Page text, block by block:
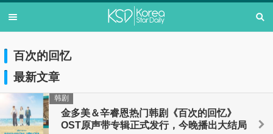
百次的回忆
最新文章
金多美＆辛睿恩热门韩剧《百次的回忆》
OST原声带专辑正式发行，今晚播出大结局
韩剧